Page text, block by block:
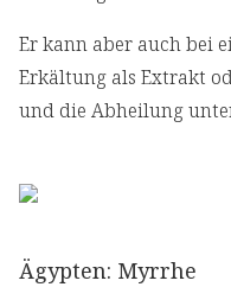
Er kann aber auch bei
Erkältung als Extrakt
und die Abheilung
Ägypten: Myrrhe